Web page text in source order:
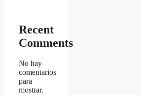
Recent
Comments
No hay
comentarios
para
mostrar.